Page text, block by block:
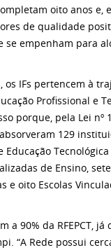
oito anos e,
de qualidade
se empenham para
os IFs pertencem à
Profissional e
porque, pela Lei nº
129
Educação Tecnológica
de Ensino,
e oito Escolas
a 90% da RFEPCT,
“A Rede possui